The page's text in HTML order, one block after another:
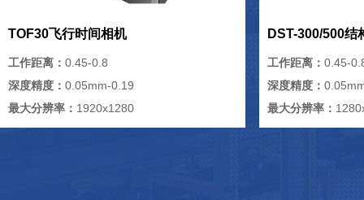
TOF30飞行时间相机
工作距离： 0.45-0.8
深度精度： 0.05mm-0.19
最大分辨率： 1920x1280
DST-300/500结
工作距离：0.45-
深度精度：
最大分辨率：